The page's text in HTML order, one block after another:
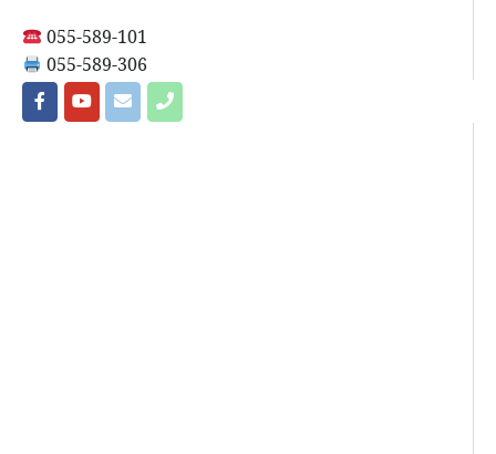
055-589-101
055-589-306